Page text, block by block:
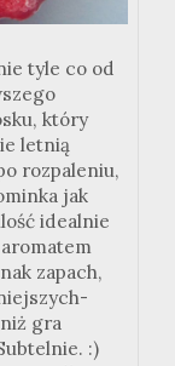
tyle co od
który
letnią
rozpaleniu,
jak
idealnie
zapach,
gra
:)